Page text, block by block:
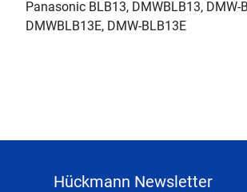
Panasonic BLB13, DMWBLB13, DMW-
DMWBLB13E, DMW-BLB13E
Hückmann Newsletter